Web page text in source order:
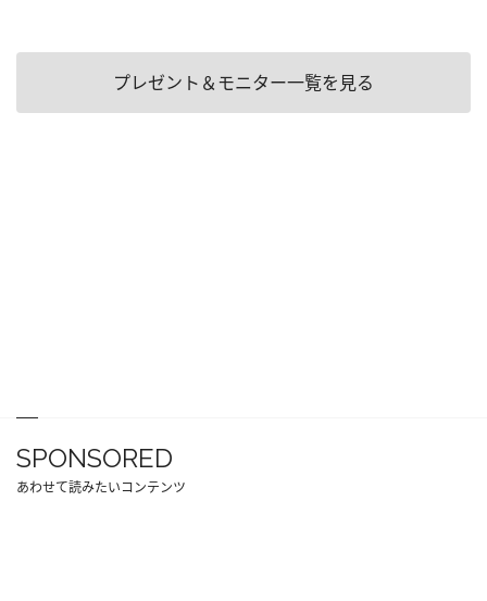
プレゼント＆モニター一覧を見る
SPONSORED
あわせて読みたいコンテンツ